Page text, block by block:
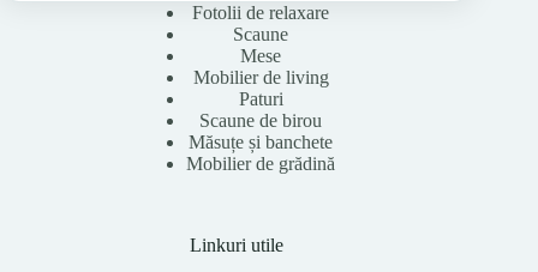
Fotolii de relaxare
Scaune
Mese
Mobilier de living
Paturi
Scaune de birou
Măsuțe și banchete
Mobilier de grădină
Linkuri utile